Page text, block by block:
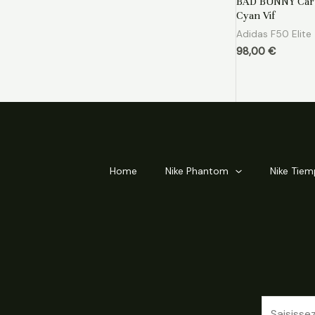
sur
5
Cyan Vif
Adidas F50 Elite
98,00 €
Home Nike Phantom Nike